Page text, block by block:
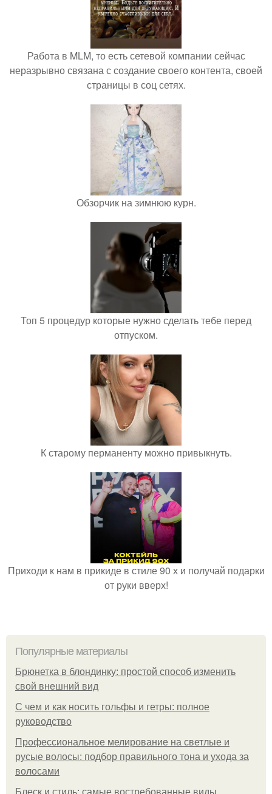
Работа в MLM, то есть сетевой компании сейчас
неразрывно связана с создание своего контента, своей
страницы в соц сетях.
Обзорчик на зимнюю курн.
Топ 5 процедур которые нужно сделать тебе перед
отпуском.
К старому перманенту можно привыкнуть.
Приходи к нам в прикиде в стиле 90 х и получай подарки
от руки вверх!
Популярные материалы
Брюнетка в блондинку: простой способ изменить
свой внешний вид
С чем и как носить гольфы и гетры: полное
руководство
Профессиональное мелирование на светлые и
русые волосы: подбор правильного тона и ухода за
волосами
Блеск и стиль: самые востребованные виды